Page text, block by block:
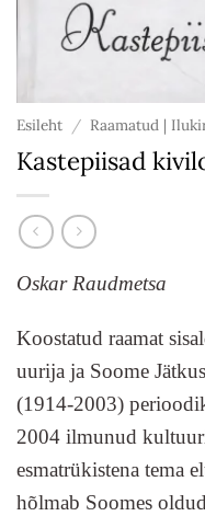
Esileht / Raamatud |
Kastepiisad
Oskar Raudmetsa
Koostatud raamat
uurija ja Soome
(1914-2003)
2004 ilmunud
esmatrükistena tema
hõlmab Soomes